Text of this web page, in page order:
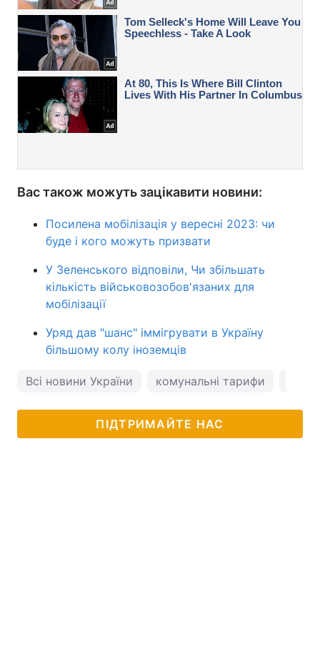
Вас також можуть зацікавити новини:
Посилена мобілізація у вересні 2023: чи
буде і кого можуть призвати
У Зеленського відповіли, Чи збільшать
кількість військовозобов'язаних для
мобілізації
Уряд дав "шанс" іммігрувати в Україну
більшому колу іноземців
Всі новини України комунальні тарифи
ПІДТРИМАЙТЕ НАС